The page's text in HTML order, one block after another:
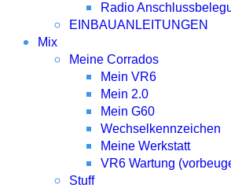
Radio
EINBAUANLEITUNGEN
Mix
Meine Corrados
Mein VR6
Mein 2.0
Mein G60
Wechselkennzeichen
Meine Werkstatt
VR6 Wartung
Stuff